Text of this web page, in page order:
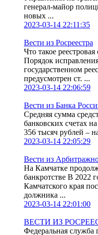
генерал-майор
новых ...
2023-03-14 22:11:35
Вести из Росреестра
Что такое
Порядок
государственном
предусмотрен ст. ...
2023-03-14 22:06:59
Вести из Банка
Средняя сумма
банковских счетах
356 тысяч рублей –
2023-03-14 22:05:29
Вести из
На Камчатке
банкротстве В 2022
Камчатского края
должника ...
2023-03-14 22:01:00
ВЕСТИ ИЗ
Федеральная служба